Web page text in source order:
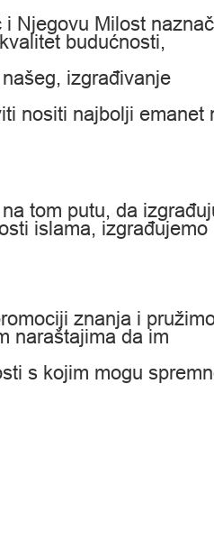
Njegovu Milost
budućnosti,
izgrađivanje
nositi najbolji emanet
tom putu, da
islama, izgrađujemo
znanja i
naraštajima da im
s kojim mogu